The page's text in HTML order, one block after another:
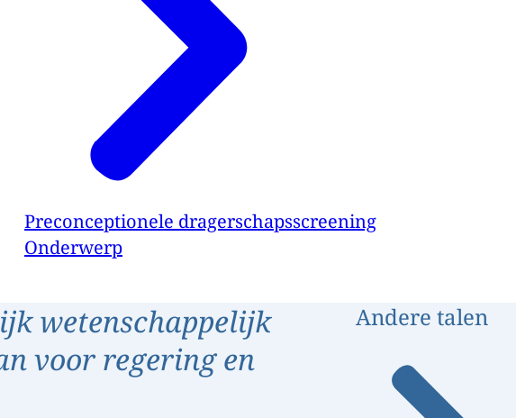
Preconceptionele dragerschapsscreening
Onderwerp
wetenschappelijk
voor regering en
Andere talen